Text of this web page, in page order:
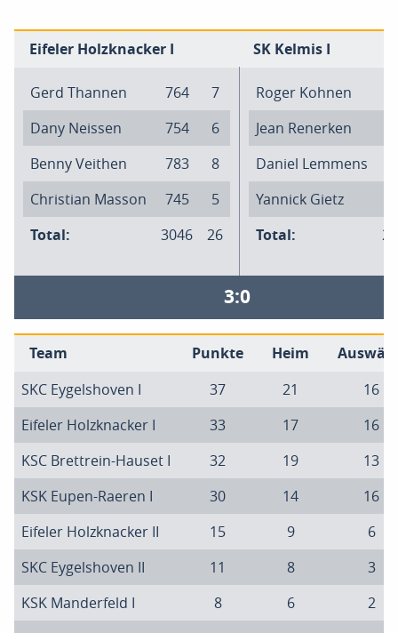
Eifeler Holzknacker I SK Kelmis I
Gerd Thannen 764
7
Dany Neissen
754
6
Benny Veithen
783
8
Christian Masson
745
5
Total:
3046 26
Roger Kohnen
Jean Renerken
Daniel Lemmens
Yannick Gietz
Total:
3:0
Team Punkte Heim
SKC Eygelshoven I
37 21
16
Eifeler Holzknacker I
33 17
16
KSC Brettrein-Hauset I
32 19
13
KSK Eupen-Raeren I
30 14
16
Eifeler Holzknacker II
15 9
6
SKC Eygelshoven II
11 8
3
KSK Manderfeld I
8 6
2